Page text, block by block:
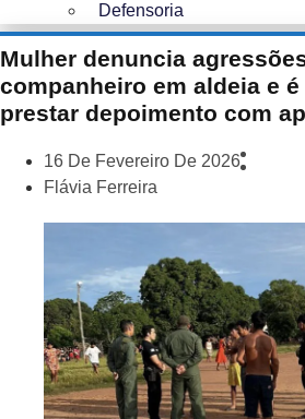
Defensoria
Mulher denuncia
companheiro em aldeia e
prestar depoimento com
16 De Fevereiro De 2026
Flávia Ferreira